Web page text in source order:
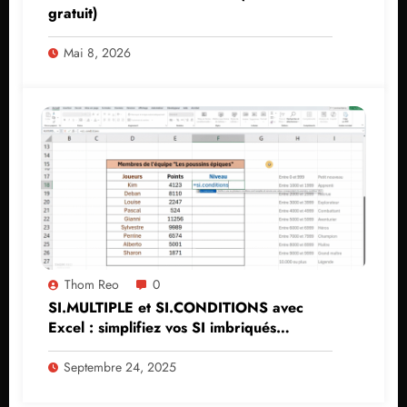
gratuit)
Mai 8, 2026
Thom Reo 0
SI.MULTIPLE et SI.CONDITIONS avec
Excel : simplifiez vos SI imbriqués
(tutoriel)
Septembre 24, 2025